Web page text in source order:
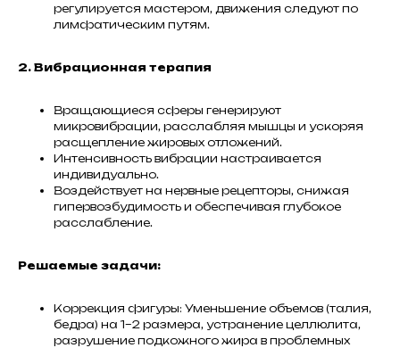
регулируется мастером, движения следуют по
лимфатическим путям.
2. Вибрационная терапия
Вращающиеся сферы генерируют
микровибрации, расслабляя мышцы и ускоряя
расщепление жировых отложений.
Интенсивность вибрации настраивается
индивидуально.
Воздействует на нервные рецепторы, снижая
гипервозбудимость и обеспечивая глубокое
расслабление.
Решаемые задачи:
Коррекция фигуры: Уменьшение объемов (талия,
бедра) на 1–2 размера, устранение целлюлита,
разрушение подкожного жира в проблемных